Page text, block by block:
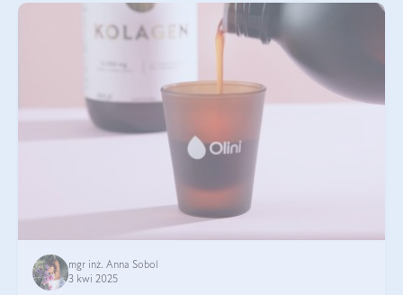
mgr inż. Anna Sobol
3 kwi 2025